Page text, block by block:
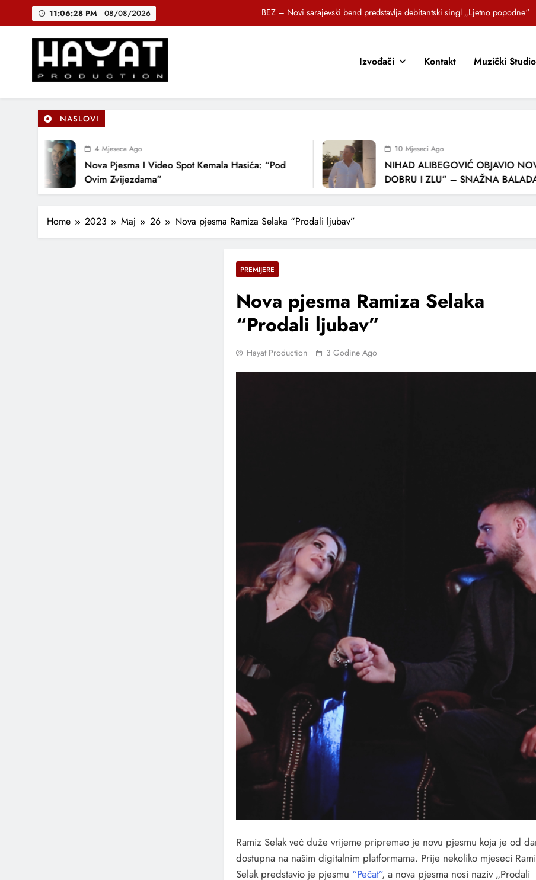
11:06:29 PM 08/08/2026
BEZ – Novi sarajevski bend predstavlja debitantski singl „Ljetno popodne“
DJEČIJI HOR SUNCOKRETI KROZ PJESMU POZVALI MALIŠANE NA DOBRE NAVIKE
DJEČIJI HOR SUNCOKRETI KROZ PJESMU POZVALI MALIŠANE NA DOBRE NAVIKE
Hayat Production
Promocija domaće muzike
Izvođači Kontakt Muzički Studio
NASLOVI
4 Mjeseca Ago
Nova Pjesma I Video Spot Kemala Hasića: “Pod
Ovim Zvijezdama”
10 Mjeseci Ago
NIHAD ALIBEGOVIĆ OBJAVIO NOVU
DOBRU I ZLU” – SNAŽNA BALADA O
LJUBAVI I VREMENU KOJE NAS MIJENJA
Home 2023 Maj 26 Nova pjesma Ramiza Selaka “Prodali ljubav”
PREMIJERE
Nova pjesma Ramiza Selaka
“Prodali ljubav”
Hayat Production 3 Godine Ago
Ramiz Selak već duže vrijeme pripremao je novu pjesmu koja je od
dostupna na našim digitalnim platformama. Prije nekoliko mjeseci
Selak predstavio je pjesmu “Pečat”, a nova pjesma nosi naziv „Prodali